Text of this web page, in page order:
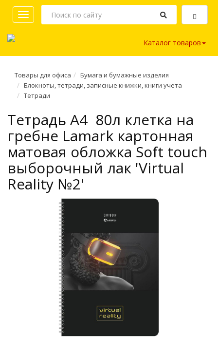
Toggle
navigation
Каталог товаров
Товары для офиса
Бумага и бумажные изделия
Блокноты, тетради, записные книжки, книги учета
Тетради
Тетрадь A4 80л клетка на
гребне Lamark картонная
матовая обложка Soft touch
выборочный лак 'Virtual
Reality №2'